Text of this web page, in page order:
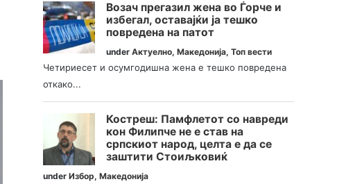
Возач прегазил жена во Ѓорче и
избегал, оставајќи ја тешко
повредена на патот
underАктуелно,Македонија,Топ вести
Четириесет и осумгодишна жена е тешко повредена
откако...
Костреш: Памфлетот со навреди
кон Филипче не е став на
српскиот народ, целта е да се
заштити Стоиљковиќ
underИзбор,Македонија